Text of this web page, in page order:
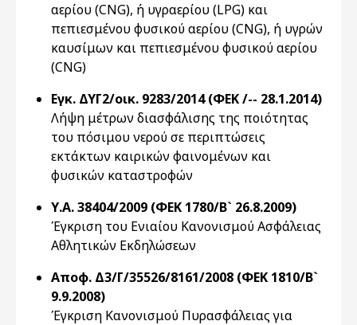
αερίου (CNG), ή υγραερίου (LPG) και
πεπιεσμένου φυσικού αερίου (CNG), ή υγρών
καυσίμων και πεπιεσμένου φυσικού αερίου
(CNG)
Εγκ. ΔΥΓ2/οικ. 9283/2014 (ΦΕΚ /-- 28.1.2014)
Λήψη μέτρων διασφάλισης της ποιότητας
του πόσιμου νερού σε περιπτώσεις
εκτάκτων καιρικών φαινομένων και
φυσικών καταστροφών
Υ.Α. 38404/2009 (ΦΕΚ 1780/Β` 26.8.2009)
Έγκριση του Ενιαίου Κανονισμού Ασφάλειας
Αθλητικών Εκδηλώσεων
Αποφ. Δ3/Γ/35526/8161/2008 (ΦΕΚ 1810/Β`
9.9.2008)
Έγκριση Κανονισμού Πυρασφάλειας για